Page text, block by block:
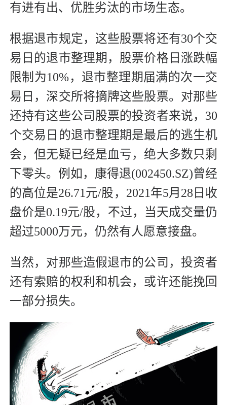
有进有出、优胜劣汰的市场生态。
根据退市规定，这些股票将还有30个交
易日的退市整理期，股票价格日涨跌幅
限制为10%，退市整理期届满的次一交
易日，深交所将摘牌这些股票。对那些
还持有这些公司股票的投资者来说，30
个交易日的退市整理期是最后的逃生机
会，但无疑已经是血亏，绝大多数只剩
下零头。例如，康得退(002450.SZ)曾经
的高位是26.71元/股，2021年5月28日收
盘价是0.19元/股，不过，当天成交量仍
超过5000万元，仍然有人愿意接盘。
当然，对那些造假退市的公司，投资者
还有索赔的权利和机会，或许还能挽回
一部分损失。